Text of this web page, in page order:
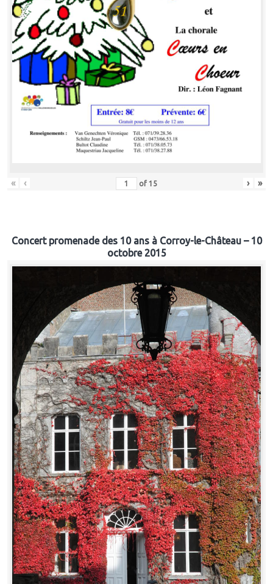
« ‹ of 15 › »
Concert promenade des 10 ans à Corroy-le-Château – 10
octobre 2015